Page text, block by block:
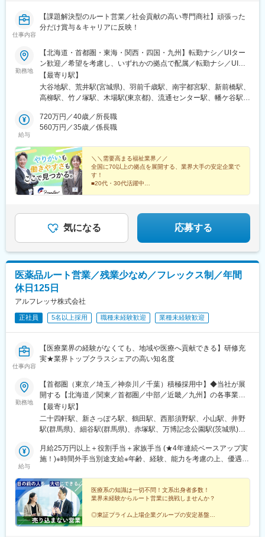
過度なプレッシャーはありません。お客様との関係性構築が出
来、信頼関係を築くことが出来ればおのずと実績もついてくる環
■研修について
メーカー勉強会等で商品知識を習得していただきます。また、薬
事室など他部門の研修に参加し、法改正の対応など医薬品・動物
医薬品卸の社員として必要な知識も習得していただきます。
■働き方について
グループ全体で生産性向上、残業時間の抑制の取り組みを実施し
で取り組んでいます。
■キャリアパス
メンバー→リーダー→支店長→部長とキャリアアップをしていき
ます。当社の中核を担っていただくことを期待しています。
仕事内容
【課題解決型のルート営業／社会貢献の高い専門商社】頑張った
分だけ賞与＆キャリアに反映！
勤務地
【北海道・首都圏・東海・関西・四国・九州】転勤ナシ／UIター
ン歓迎／希望を考慮し、いずれかの拠点で配属／転勤ナシ／UIタ
ーン歓迎！【北海道】札幌東営業所【宮城県】仙台東営業所【山
形県】山形営業所【栃木県】宇都宮営業所【群馬県】群馬営業所
【千葉県】柏営業所【東京都】足立営業所江東営業所大田営業所
営業所立川営業所八王子営業所【神奈川県】川崎東営業所川崎営
業所横浜北営業所横浜営業所横浜南営業所大和営業所相模原営業
吹田営業所大阪東営業所【奈良県】奈良営業所【兵庫県】神戸営
業所【徳島県】徳島営業所【福岡県】北九州営業所【大分県】大
分営業所
【最寄り駅】
大谷地駅、荒井駅(宮城県)、羽前千歳駅、南宇都宮駅、新前橋駅、
高柳駅、竹ノ塚駅、木場駅(東京都)、流通センター駅、幡ケ谷駅、
駅、泉体育館駅、北八王子駅、川崎大師駅、中野島駅、東山田
駅、阪東橋駅、港南台駅、鶴間駅、相模原駅、東海大学前駅、尼
センター駅、勝瑞駅、西小倉駅、賀来駅、大森海岸駅、笹塚駅、
大山駅(東京都)、府中本町駅、立飛駅、鈴木町駅、吉野町駅、南林
間駅、志賀本通駅、妙音通駅、吹田駅(東海道本線)、新加美駅、奈
良駅、アイランド北口駅、東門前駅、黄金町駅、清水駅(愛知県)、
桜駅(愛知県)、マリンパーク駅
給与
720万円／40歳／所長職
560万円／35歳／係長職
＼＼需要高まる福祉業界／／
全国に70以上の拠点を展開する、業界大手の安定企業で
す！
■20代・30代活躍中
気になる 応募する
医薬品ルート営業／残業少なめ／フレックス制／年間
休日125日
アルフレッサ株式会社
正社員 5名以上採用 職種未経験歓迎 業種未経験歓迎
仕事内容
【医療業界の経験がなくても、地域や医療へ貢献できる】研修充
実★業界トップクラスシェアの高い知名度
勤務地
【首都圏（東京／埼玉／神奈川／千葉）積極採用中】◆当社が展
開する【北海道／関東／首都圏／中部／近畿／九州】の各事業所
へご希望を考慮した上で配属となります。【北海道】北海道【関
東】栃木／群馬／茨城／長野／山梨／新潟【首都圏】東京／埼玉
／神奈川／千葉★積極採用エリア【中部】静岡／愛知／三重／岐
／長崎／熊本／大分／宮崎／鹿児島各事業所の詳細については、
弊社HPよりご確認ください※「企業情報」→「拠点」よりご確認
の就労はありません)
【最寄り駅】
二十四軒駅、新さっぽろ駅、鶴田駅、西那須野駅、小山駅、井野
駅(群馬県)、細谷駅(群馬県)、赤塚駅、万博記念公園駅(茨城県)、
駅、寺尾駅、宮内駅(新潟県)、直江津駅、小川町駅(東京都)、江戸
川橋駅、竹ノ塚駅、小村井駅、井荻駅、志村三丁目駅、学芸大学
台駅(東京都)、北戸田駅、南越谷駅、久喜駅、加茂宮駅、新座駅、
航空公園駅、南古谷駅、ソシオ流通センター駅、三ツ沢上町駅、
並木中央駅、踊場駅、江田駅(神奈川県)、元住吉駅、原当麻駅、社
家駅、藤沢本町駅、井細田駅、県立大学駅、平塚駅、千葉寺駅、
佐倉駅、旭駅(千葉県)、木更津駅、館山駅、茂原駅、東船橋駅、小
給与
月給25万円以上＋役割手当＋家族手当 (★4年連続ベースアップ実
施！)※時間外手当別途支給※年齢、経験、能力を考慮の上、優遇し
医療系の知識は一切不問！文系出身者多数！
業界未経験からルート営業に挑戦しませんか？
◎東証プライム上場企業グループの安定基盤